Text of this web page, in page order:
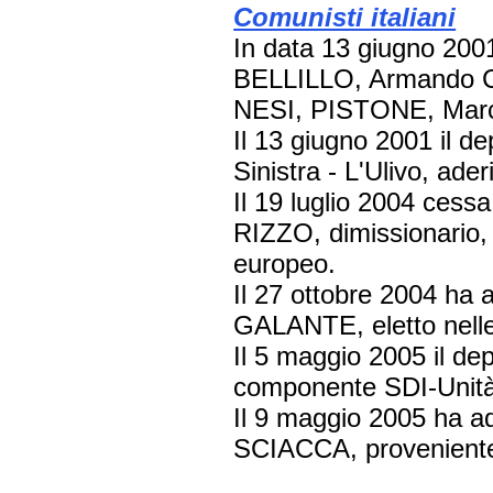
Comunisti italiani
In data 13 giugno
BELLILLO, Armando
NESI, PISTONE,
Il 13 giugno 2001 il
Sinistra - L'Ulivo,
Il 19 luglio 2004
RIZZO,
europeo.
Il 27 ottobre 2004 ha
GALANTE, eletto
Il 5 maggio 2005 il
componente SDI-
Il 9 maggio 2005 ha
SCIACCA,